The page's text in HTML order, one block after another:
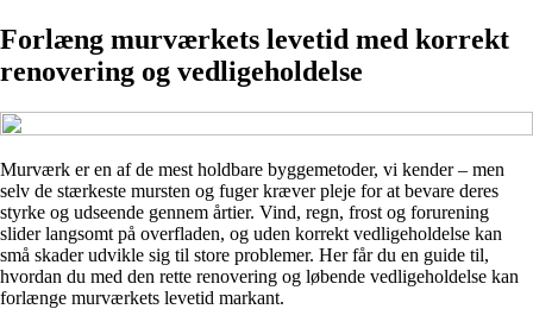
Forlæng murværkets levetid med korrekt
renovering og vedligeholdelse
Murværk er en af de mest holdbare byggemetoder, vi kender – men
selv de stærkeste mursten og fuger kræver pleje for at bevare deres
styrke og udseende gennem årtier. Vind, regn, frost og forurening
slider langsomt på overfladen, og uden korrekt vedligeholdelse kan
små skader udvikle sig til store problemer. Her får du en guide til,
hvordan du med den rette renovering og løbende vedligeholdelse kan
forlænge murværkets levetid markant.